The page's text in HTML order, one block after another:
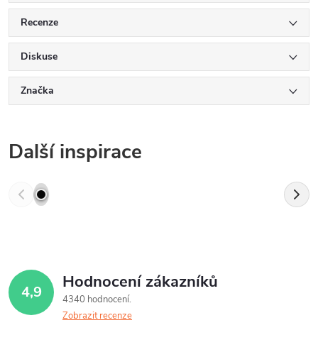
Recenze
Diskuse
Značka
Další inspirace
4,9 Hodnocení zákazníků
4340 hodnocení
Zobrazit recenze